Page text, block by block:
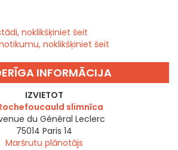
noklikšķiniet šeit
noklikšķiniet šeit
INFORMĀCIJA
IZVIETOT
slimnīca
du Général Leclerc
75014 Paris 14
Maršrutu plānotājs